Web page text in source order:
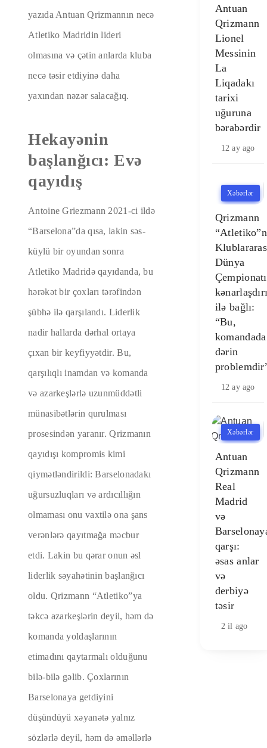
yazıda Antuan Qrizmannın necə
Atletiko Madridin lideri
olmasına və çətin anlarda kluba
necə təsir etdiyinə daha
yaxından nəzər salacağıq.
Hekayənin
başlanğıcı: Evə
qayıdış
Antoine Griezmann 2021-ci ildə
“Barselona”da qısa, lakin səs-
küylü bir oyundan sonra
Atletiko Madridə qayıdanda, bu
hərəkət bir çoxları tərəfindən
şübhə ilə qarşılandı. Liderlik
nadir hallarda dərhal ortaya
çıxan bir keyfiyyətdir. Bu,
qarşılıqlı inamdan və komanda
və azarkeşlərlə uzunmüddətli
münasibətlərin qurulması
prosesindən yaranır. Qrizmanın
qayıdışı kompromis kimi
qiymətləndirildi: Barselonadakı
uğursuzluqları və ardıcıllığın
olmaması onu vaxtilə ona şans
verənlərə qayıtmağa məcbur
etdi. Lakin bu qərar onun əsl
liderlik səyahətinin başlanğıcı
oldu. Qrizmann “Atletiko”ya
təkcə azarkeşlərin deyil, həm də
komanda yoldaşlarının
etimadını qaytarmalı olduğunu
bilə-bilə gəlib. Çoxlarının
Barselonaya getdiyini
düşündüyü xəyanətə yalnız
sözlərlə deyil, həm də əməllərlə
Antuan
Qrizmann
Lionel
Messinin
La
Liqadakı
tarixi
uğuruna
bərabərdir
12 ay ago
Xəbərlər
Qrizmann
Dünya
ilə bağlı:
“Bu,
komandada
dərin
12 ay ago
Xəbərlər
Antuan
Qrizmann
Real
Madrid
və
qarşı:
əsas anlar
və
derbiyə
təsir
2 il ago